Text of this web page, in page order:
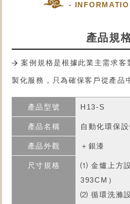
-
產品規
案例規格是根據此業主需求客
製化服務，只為確保客戶從產品
H13-S
自動化環保設
＋銀漆
⑴ 金爐上方
393CM）
⑵ 循環洗滌